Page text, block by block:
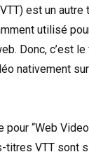
est un autre
utilisé
Donc, c’est
nativement
“Web
titres VTTsont